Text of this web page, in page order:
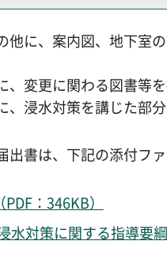
他に、案内図、地下室
変更に関わる図書等を
浸水対策を講じた部
書は、下記の添付フ
：346KB）
水対策に関する指導要